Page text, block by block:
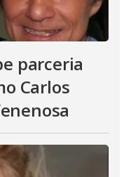
parceria
Carlos